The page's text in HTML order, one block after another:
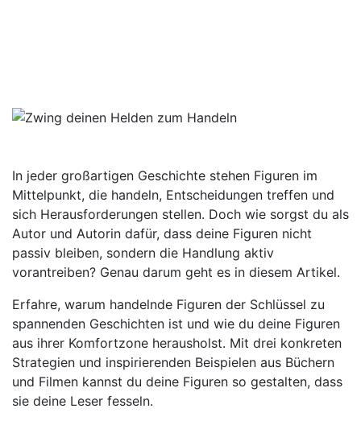
In jeder großartigen Geschichte stehen Figuren im
Mittelpunkt, die handeln, Entscheidungen treffen und
sich Herausforderungen stellen. Doch wie sorgst du als
Autor und Autorin dafür, dass deine Figuren nicht
passiv bleiben, sondern die Handlung aktiv
vorantreiben? Genau darum geht es in diesem Artikel.
Erfahre, warum handelnde Figuren der Schlüssel zu
spannenden Geschichten ist und wie du deine Figuren
aus ihrer Komfortzone herausholst. Mit drei konkreten
Strategien und inspirierenden Beispielen aus Büchern
und Filmen kannst du deine Figuren so gestalten, dass
sie deine Leser fesseln.